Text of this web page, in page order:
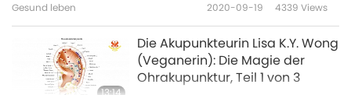
Gesund leben 2020-09-19 4339 Views
Die Akupunkteurin Lisa K.Y. Wong
(Veganerin): Die Magie der
Ohrakupunktur, Teil 1 von 3